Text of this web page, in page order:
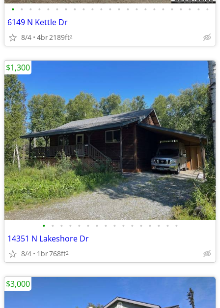
• • • • • • • • • • • • • • • • • • • • • • •
6149 N Kettle Dr
8/4 4br2189ft2
• • • • • • • • • • • • • • • •
14351 N Lakeshore Dr
8/4 1br768ft2
$1,300
$3,000